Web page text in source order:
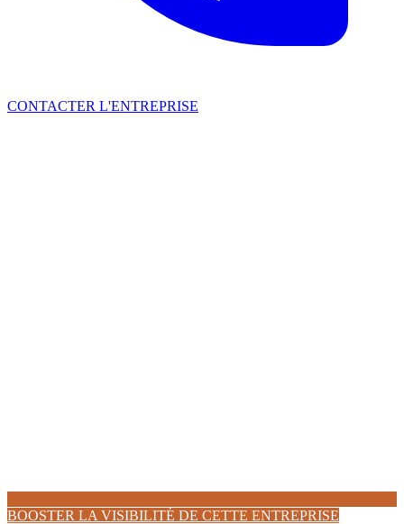
CONTACTER L'ENTREPRISE
BOOSTER LA VISIBILITÉ DE CETTE ENTREPRISE